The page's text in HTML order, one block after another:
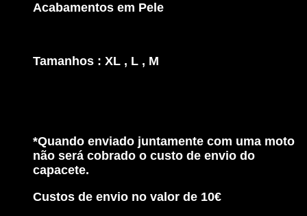
Acabamentos em Pele
Tamanhos : XL , L , M
*Quando enviado juntamente com uma moto
não será cobrado o custo de envio do
capacete.
Custos de envio no valor de 10€